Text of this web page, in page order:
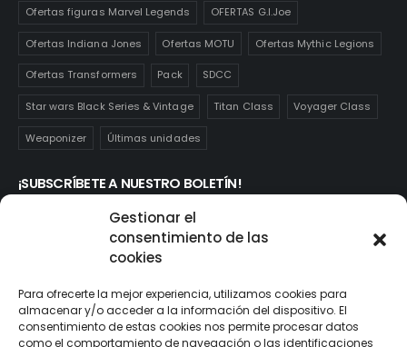
Gestionar el
consentimiento de las
cookies
Para ofrecerte la mejor experiencia, utilizamos cookies para
almacenar y/o acceder a la información del dispositivo. El
consentimiento de estas cookies nos permite procesar datos
como el comportamiento de navegación o las identificaciones
Ofertas figuras Marvel Legends OFERTAS G.I.Joe
Ofertas Indiana Jones Ofertas MOTU Ofertas Mythic Legions
Ofertas Transformers Pack SDCC
Star wars Black Series & Vintage Titan Class Voyager Class
Weaponizer Últimas unidades
¡SUBSCRÍBETE A NUESTRO BOLETÍN!
Te mantendrás informado de las novedades y ofertas que
realmente te interesan. Subscríbete aquí: